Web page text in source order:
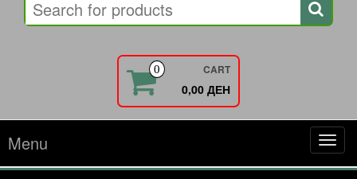
0 CART
0,00 ДЕН
Menu